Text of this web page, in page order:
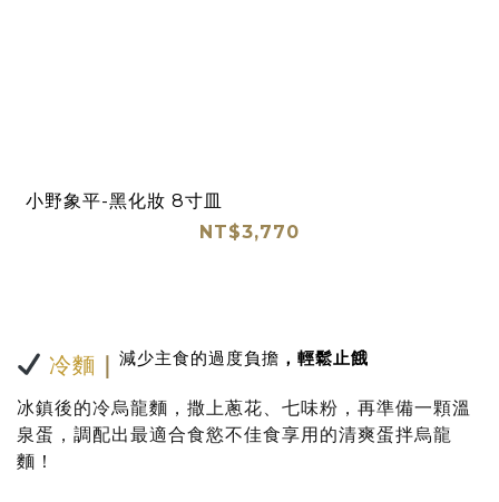
小野象平-黑化妝 8寸皿
NT$3,770
冷麵 ｜ 減少主食的過度負擔 ，輕鬆止餓
冰鎮後的冷烏龍麵，撒上蔥花、七味粉，再準備一顆溫
泉蛋，調配出最適合食慾不佳食享用的清爽蛋拌烏龍
麵！